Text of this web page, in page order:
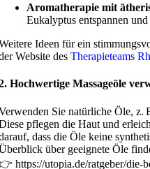
Aromatherapie mit
Eukalyptus entspannen
Ideen für ein
Website des Therapieteams
Hochwertige Massageöle
Sie natürliche Öle, z.
pflegen die Haut und
dass die Öle keine
über geeignete Öle
https://utopia.de/ratgeber/die-